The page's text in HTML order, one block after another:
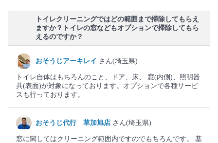
トイレクリーニングではどの範囲まで掃除してもらえ
ますか？トイレの窓などもオプションで掃除してもら
えるのですか？
おそうじアーキレイ さん(埼玉県)
トイレ自体はもちろんのこと、ドア、床、 窓(内側)、照明器
具(表面)が対象になっております。オプションで各種サービ
スも行っております。
おそうじ代行 草加旭店 さん(埼玉県)
窓に関してはクリーニング範囲内ですのでもちろんです。 基